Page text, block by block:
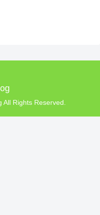
Rights Reserved.